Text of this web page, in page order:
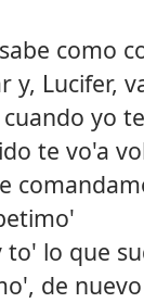
como
y, Lucifer,
yo
te vo'a
to' lo que
de